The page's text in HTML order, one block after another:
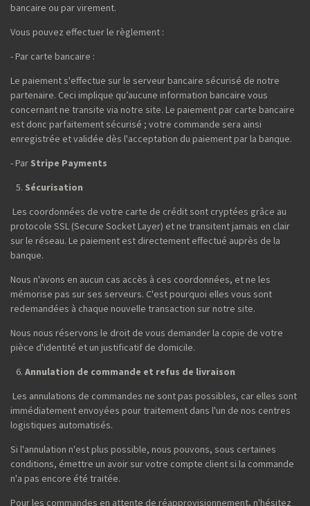
bancaire ou par virement.
Vous pouvez effectuer le règlement :
- Par carte bancaire :
Le paiement s'effectue sur le serveur bancaire sécurisé de notre
partenaire. Ceci implique qu’aucune information bancaire vous
concernant ne transite via notre site. Le paiement par carte bancaire
est donc parfaitement sécurisé ; votre commande sera ainsi
enregistrée et validée dès l'acceptation du paiement par la banque.
- Par Stripe Payments
Sécurisation
Les coordonnées de votre carte de crédit sont cryptées grâce au
protocole SSL (Secure Socket Layer) et ne transitent jamais en clair
sur le réseau. Le paiement est directement effectué auprès de la
banque.
Nous n'avons en aucun cas accès à ces coordonnées, et ne les
mémorise pas sur ses serveurs. C'est pourquoi elles vous sont
redemandées à chaque nouvelle transaction sur notre site.
Nous nous réservons le droit de vous demander la copie de votre
pièce d'identité et un justificatif de domicile.
Annulation de commande et refus de livraison
Les annulations de commandes ne sont pas possibles, car elles sont
immédiatement envoyées pour traitement dans l'un de nos centres
logistiques automatisés.
Si l'annulation n'est plus possible, nous pouvons, sous certaines
conditions, émettre un avoir sur votre compte client si la commande
n'a pas encore été traitée.
Pour les commandes en attente de réapprovisionnement, n'hésitez